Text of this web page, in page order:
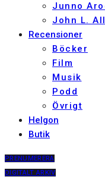
Junno
John L.
Recensioner
Böcker
Film
Musik
Podd
Övrigt
Helgon
Butik
PRENUMERERA
DIGITALT ARKIV